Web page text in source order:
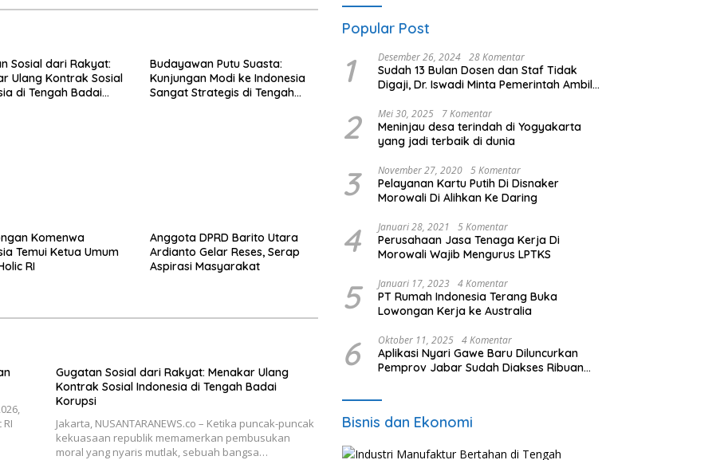
Sosial dari Rakyat:
Ulang Kontrak Sosial
di Tengah Badai
Budayawan Putu Suasta:
Kunjungan Modi ke Indonesia
Sangat Strategis di Tengah
Komenwa
Temui Ketua Umum
RI
Anggota DPRD Barito Utara
Ardianto Gelar Reses, Serap
Aspirasi Masyarakat
Gugatan Sosial dari Rakyat: Menakar Ulang
Kontrak Sosial Indonesia di Tengah Badai
Korupsi
Jakarta, NUSANTARANEWS.co – Ketika puncak-puncak
kekuasaan republik memamerkan pembusukan
moral yang nyaris mutlak, sebuah bangsa…
Popular Post
1 Desember 26, 2024 28 Komentar
Sudah 13 Bulan Dosen dan Staf Tidak
Digaji, Dr. Iswadi Minta Pemerintah Ambil
2 Mei 30, 2025 7 Komentar
Meninjau desa terindah di Yogyakarta
yang jadi terbaik di dunia
3 November 27, 2020 5 Komentar
Pelayanan Kartu Putih Di Disnaker
Morowali Di Alihkan Ke Daring
4 Januari 28, 2021 5 Komentar
Perusahaan Jasa Tenaga Kerja Di
Morowali Wajib Mengurus LPTKS
5 Januari 17, 2023 4 Komentar
PT Rumah Indonesia Terang Buka
Lowongan Kerja ke Australia
6 Oktober 11, 2025 4 Komentar
Aplikasi Nyari Gawe Baru Diluncurkan
Pemprov Jabar Sudah Diakses Ribuan
Bisnis dan Ekonomi